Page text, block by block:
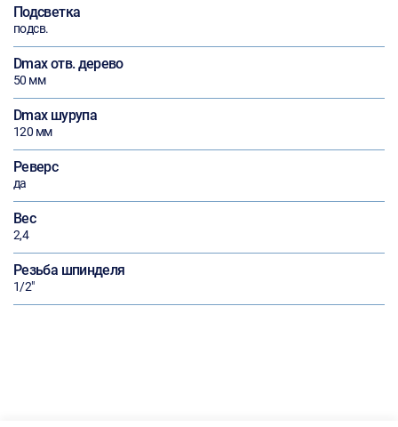
Подсветка
подсв.
Dmax отв. дерево
50 мм
Dmax шурупа
120 мм
Реверс
да
Вес
2,4
Резьба шпинделя
1/2"